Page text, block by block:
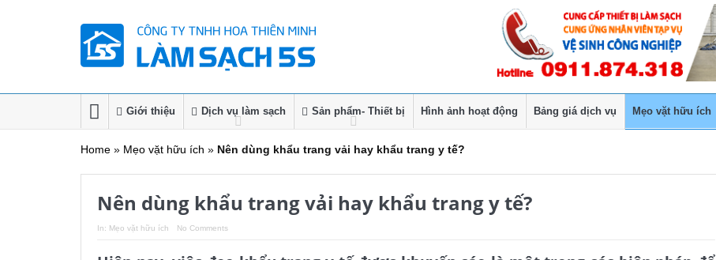
Giới thiệu Dịch vụ làm sạch Sản phẩm- Thiết bị Hình ảnh hoạt động Bảng giá dịch vụ Mẹo vặt hữu ích
Home » Mẹo vặt hữu ích » Nên dùng khẩu trang vải hay khẩu trang y tế?
Nên dùng khẩu trang vải hay khẩu trang y tế?
In: Mẹo vặt hữu ích No Comments